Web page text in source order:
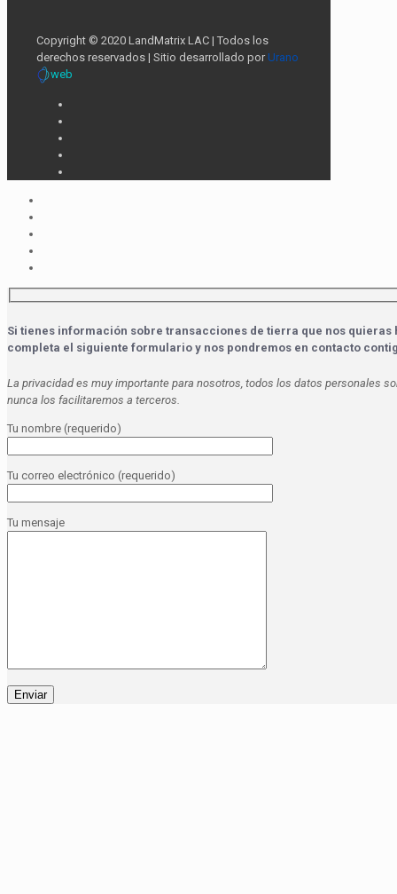
Copyright © 2020 LandMatrix LAC | Todos los
derechos reservados | Sitio desarrollado por Urano
web
Si tienes información sobre transacciones de tierra que nos quieras
completa el siguiente formulario y nos pondremos en contacto
La privacidad es muy importante para nosotros, todos los datos personales
nunca los facilitaremos a terceros.
Tu nombre (requerido)
Tu correo electrónico (requerido)
Tu mensaje